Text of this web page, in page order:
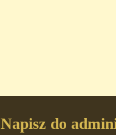
Napisz do